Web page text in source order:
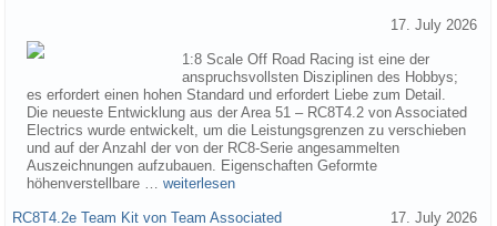
17. July 2026
1:8 Scale Off Road Racing ist eine der
anspruchsvollsten Disziplinen des Hobbys;
es erfordert einen hohen Standard und erfordert Liebe zum Detail.
Die neueste Entwicklung aus der Area 51 – RC8T4.2 von Associated
Electrics wurde entwickelt, um die Leistungsgrenzen zu verschieben
und auf der Anzahl der von der RC8-Serie angesammelten
Auszeichnungen aufzubauen. Eigenschaften Geformte
höhenverstellbare … weiterlesen
RC8T4.2e Team Kit von Team Associated 17. July 2026